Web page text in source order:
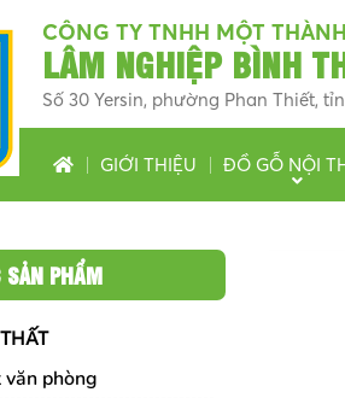
CÔNG TY TNHH MỘT
LÂM NGHIỆP BÌNH
Số 30 Yersin, phường Phan Thiết,
GIỚI THIỆU ĐỒ GỖ NỘI
PHẨM
phòng